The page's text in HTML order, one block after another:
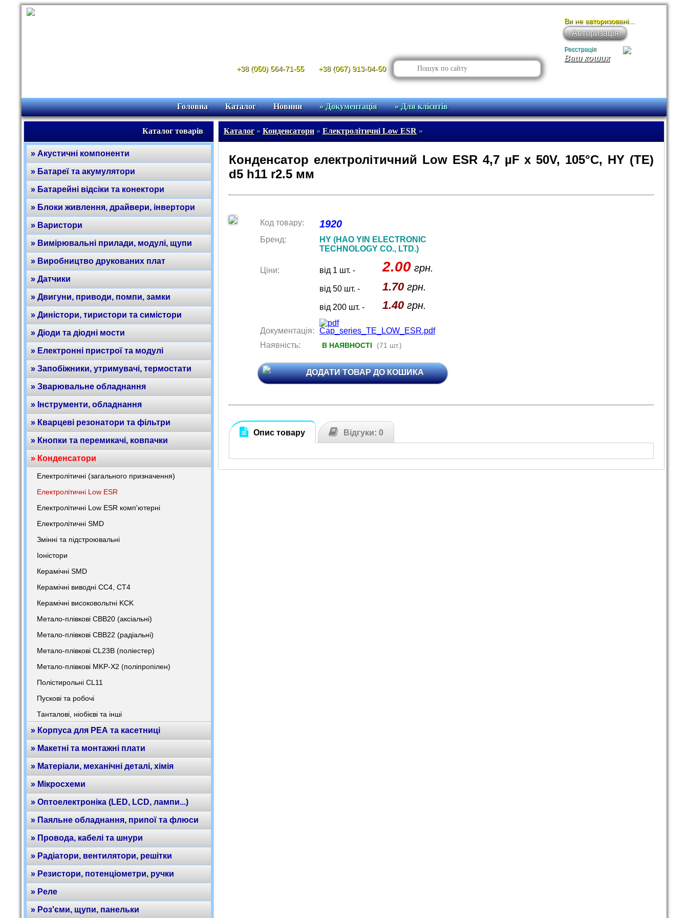
+38 (050) 564-71-55 +38 (067) 913-04-50
Ваш кошик
Ви не авторизовані...
Авторизація
Реєстрація
Головна Каталог Новини » Документація » Для клієнтів
Каталог товарів
» Акустичні компоненти
» Батареї та акумулятори
» Батарейні відсіки та конектори
» Блоки живлення, драйвери, інвертори
» Варистори
» Вимірювальні прилади, модулі, щупи
» Виробництво друкованих плат
» Датчики
» Двигуни, приводи, помпи, замки
» Диністори, тиристори та симістори
» Діоди та діодні мости
» Електронні пристрої та модулі
» Запобіжники, утримувачі, термостати
» Зварювальне обладнання
» Інструменти, обладнання
» Кварцеві резонатори та фільтри
» Кнопки та перемикачі, ковпачки
» Конденсатори
Електролітичні (загального призначення)
Електролітичні Low ESR
Електролітичні Low ESR комп'ютерні
Електролітичні SMD
Змінні та підстроювальні
Іоністори
Керамічні SMD
Керамічні виводні CC4, CT4
Керамічні високовольтні KCK
Метало-плівкові CBB20 (аксіальні)
Метало-плівкові CBB22 (радіальні)
Метало-плівкові CL23B (поліестер)
Метало-плівкові MKP-X2 (поліпропілен)
Полістирольні CL11
Пускові та робочі
Танталові, ніобієві та інші
» Корпуса для РЕА та касетниці
» Макетні та монтажні плати
» Матеріали, механічні деталі, хімія
» Мікросхеми
» Оптоелектроніка (LED, LCD, лампи...)
» Паяльне обладнання, припої та флюси
» Провода, кабелі та шнури
» Радіатори, вентилятори, решітки
» Резистори, потенціометри, ручки
» Реле
» Роз'єми, щупи, панельки
Каталог» Конденсатори» Електролітичні Low ESR »
Конденсатор електролітичний Low ESR 4,7 µF x 50V, 105°С, HY (TE)
d5 h11 r2.5 мм
Код товару: 1920
Бренд:
HY (HAO YIN ELECTRONIC
TECHNOLOGY CO., LTD.)
Ціни: від 1 шт. - 2.00 грн.
від 50 шт. - 1.70 грн.
від 200 шт. - 1.40 грн.
Документація:
Cap_series_TE_LOW_ESR.pdf
Наявність:
В НАЯВНОСТІ (71 шт.)
ДОДАТИ ТОВАР ДО КОШИКА
Опис товару Відгуки: 0